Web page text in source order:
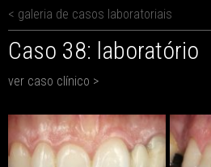
< galeria de casos laboratoriais
Caso 38: laboratório
ver caso clínico >